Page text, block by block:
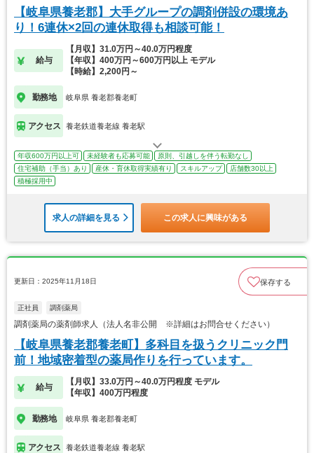
【岐阜県養老郡】大手グループの調剤併設の環境あ
り！6連休×2回の連休取得も相談可能！
給与
【月収】31.0万円～40.0万円程度
【年収】400万円～600万円以上 モデル
【時給】2,200円～
勤務地 岐阜県 養老郡養老町
アクセス 養老鉄道養老線 養老駅
年収600万円以上可 未経験者も応募可能
原則、引越しを伴う転勤なし
住宅補助（手当）あり
産休・育休取得実績有り スキルアップ
店舗数30以上
積極採用中
求人の詳細を見る この求人に興味がある
更新日：2025年11月18日 保存する
正社員 調剤薬局
調剤薬局の薬剤師求人（法人名非公開 ※詳細はお問合せください）
【岐阜県養老郡養老町】多科目を扱うクリニック門
前！地域密着型の薬局作りを行っています。
給与
【月収】33.0万円～40.0万円程度 モデル
【年収】400万円程度
勤務地 岐阜県 養老郡養老町
アクセス 養老鉄道養老線 養老駅